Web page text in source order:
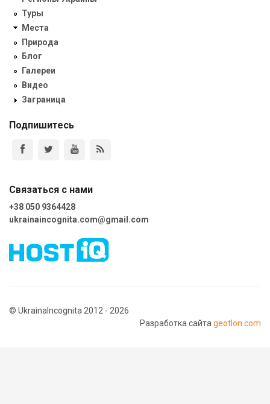
Туры
Места
Природа
Блог
Галереи
Видео
Заграница
Подпишитесь
Связаться с нами
+38 050 9364428
ukrainaincognita.com@gmail.com
© UkrainaIncognita 2012 - 2026
Разработка сайта geotlon.com